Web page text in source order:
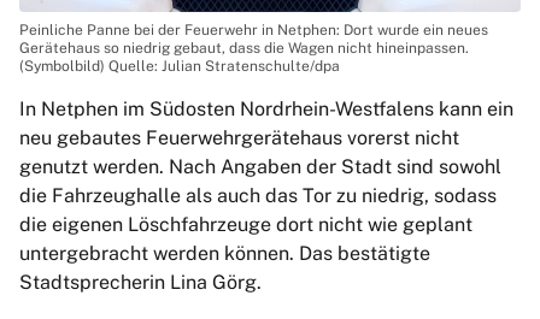
Peinliche Panne bei der Feuerwehr in Netphen: Dort wurde ein neues
Gerätehaus so niedrig gebaut, dass die Wagen nicht hineinpassen.
(Symbolbild) Quelle: Julian Stratenschulte/dpa
In Netphen im Südosten Nordrhein-Westfalens kann ein
neu gebautes Feuerwehrgerätehaus vorerst nicht
genutzt werden. Nach Angaben der Stadt sind sowohl
die Fahrzeughalle als auch das Tor zu niedrig, sodass
die eigenen Löschfahrzeuge dort nicht wie geplant
untergebracht werden können. Das bestätigte
Stadtsprecherin Lina Görg.